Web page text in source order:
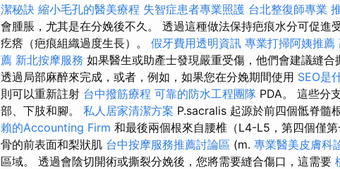
潔秘訣 縮小毛孔的醫美療程 失智症患者專業照護 台北整復師專業
會腫脹，尤其是在分娩後不久。 透過這種做法保持疤痕水分可促進
疙瘩（疤痕組織過度生長）。 假牙費用透明資訊 專業打掃阿姨推薦
薦 新北按摩服務 如果醫生或助產士發現嚴重受傷，他們會建議縫合
透過局部麻醉來完成，或者，例如，如果您在分娩期間使用 SEO是
則可以重新註射 台中撥筋療程 可靠的防水工程團隊 PDA。 這些分
部、下肢和腳。 私人居家清潔方案 P.sacralis 起源於前四個骶脊髓
賴的Accounting Firm 和最後兩個根來自腰椎（L4-L5，第四個僅第
骨的前表面和梨狀肌 台中按摩服務推薦討論區 (m. 專業醫美皮膚科
區域。 透過會陰切開術或撕裂分娩後，您將需要縫合傷口，這需要